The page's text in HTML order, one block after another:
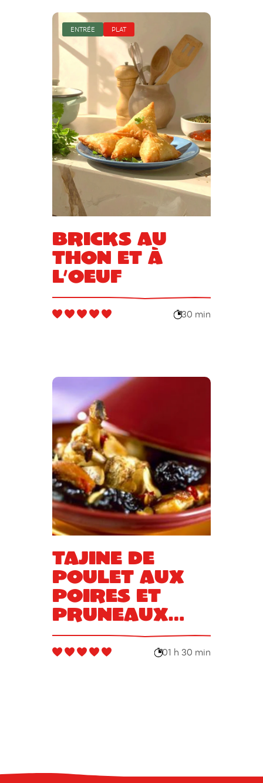
ENTRÉE PLAT
Bricks au
thon et à
l’oeuf
30 min
Tajine de
poulet aux
poires et
pruneaux
(Maroc)
01 h 30 min